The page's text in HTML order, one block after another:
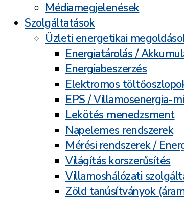
Médiamegjelenések
Szolgáltatások
Üzleti energetikai
Energiatárolás /
Energiabeszerzés
Elektromos
EPS / Villamosenergia-
Lekötés menedzsment
Napelemes rendszerek
Mérési rendszerek /
Világítás korszerűsítés
Villamoshálózati
Zöld tanúsítványok